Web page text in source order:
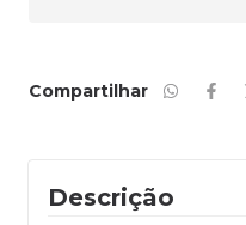
Compartilhar
Descrição